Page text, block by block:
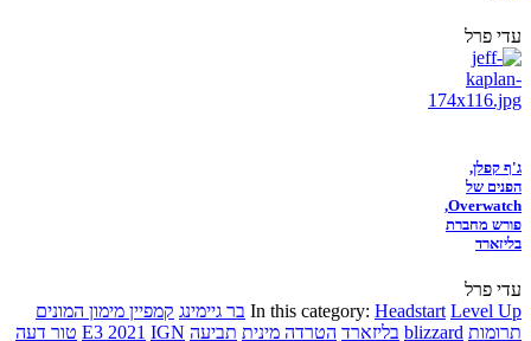
עדי פרל
ג'ף קפלן,
הפנים של
Overwatch,
פורש מחברת
בליזארד
עדי פרל
In this category: Headstart Level Up בר גיימינג קמפיין מימון המונים
תרומות blizzard בליזארד הטרדה מינית תביעה E3 2021 IGN
טור דעה